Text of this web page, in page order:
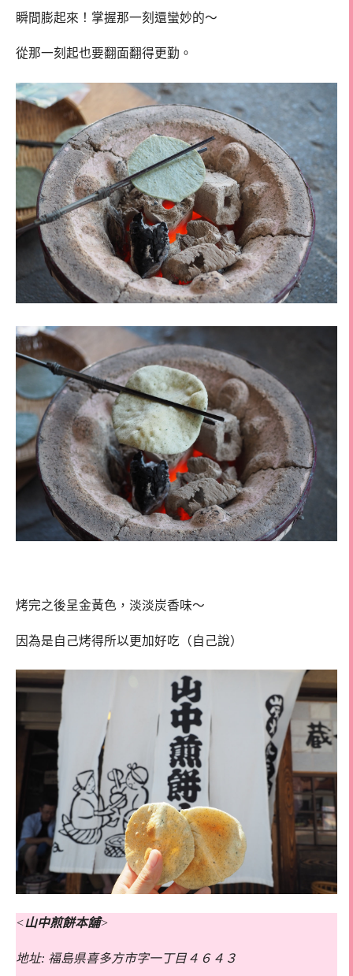
瞬間膨起來！掌握那一刻還蠻妙的～
從那一刻起也要翻面翻得更勤。
烤完之後呈金黃色，淡淡炭香味～
因為是自己烤得所以更加好吃（自己說）
<山中煎餅本舖>
地址: 福島県喜多方市字一丁目４６４３